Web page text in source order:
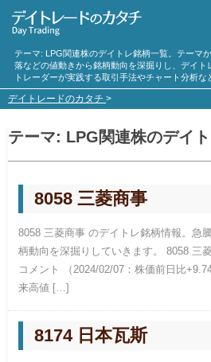
テーマ: LPG関連株のデイトレ銘柄一覧。テーマ
落などの値動きから銘柄動向を深掘りし、デイト
トレーダーが実践する取引手法やチャート分析な
デイトレードのカタチ >
テーマ: LPG関連株のデイ
8058 三菱商事
8058 三菱商事 のデイトレ銘柄情報。急
柄動向を深掘りしていきます。 8058 三
コメント （2024/02/07：株価前日比
来高値 […]
8174 日本瓦斯